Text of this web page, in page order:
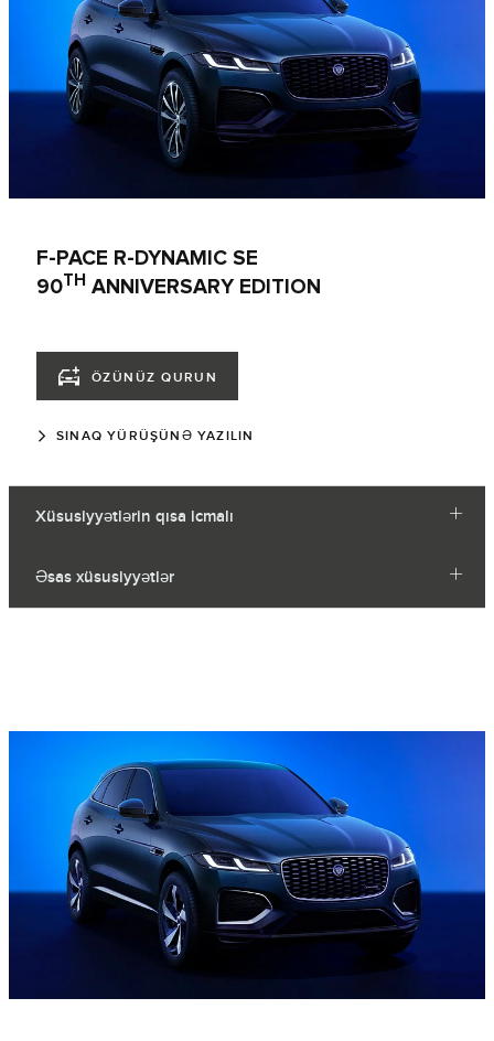
F-PACE R-DYNAMIC SE
90TH ANNIVERSARY EDITION
ÖZÜNÜZ QURUN
SINAQ YÜRÜŞÜNƏ YAZILIN
Xüsusiyyətlərin qısa icmalı
Əsas xüsusiyyətlər